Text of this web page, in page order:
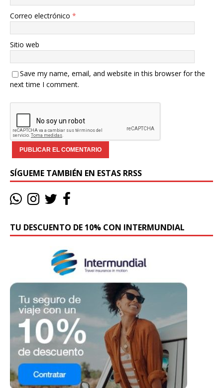
Correo electrónico *
Sitio web
Save my name, email, and website in this browser for the
next time I comment.
SÍGUEME TAMBIÉN EN ESTAS RRSS
TU DESCUENTO DE 10% CON INTERMUNDIAL